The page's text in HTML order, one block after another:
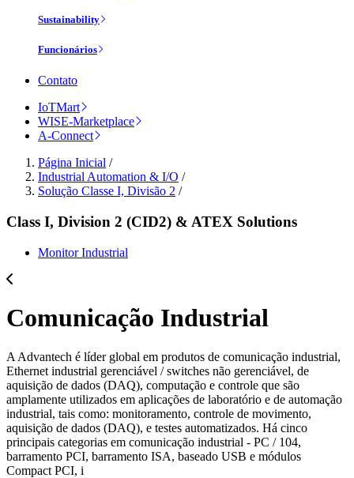
Sustainability
Funcionários
Contato
IoTMart
WISE-Marketplace
A-Connect
Página Inicial /
Industrial Automation & I/O /
Solução Classe I, Divisão 2 /
Class I, Division 2 (CID2) & ATEX Solutions
Monitor Industrial
Comunicação Industrial
A Advantech é líder global em produtos de comunicação industrial,
Ethernet industrial gerenciável / switches não gerenciável, de
aquisição de dados (DAQ), computação e controle que são
amplamente utilizados em aplicações de laboratório e de automação
industrial, tais como: monitoramento, controle de movimento,
aquisição de dados (DAQ), e testes automatizados. Há cinco
principais categorias em comunicação industrial - PC / 104,
barramento PCI, barramento ISA, baseado USB e módulos
Compact PCI, i